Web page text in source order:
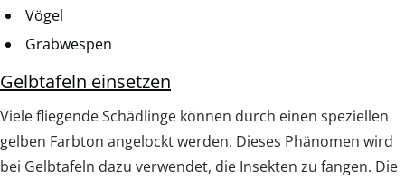
Vögel
Grabwespen
Gelbtafeln einsetzen
Viele fliegende Schädlinge können durch einen speziellen
gelben Farbton angelockt werden. Dieses Phänomen wird
bei Gelbtafeln dazu verwendet, die Insekten zu fangen. Die